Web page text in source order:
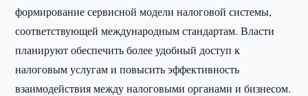
формирование сервисной модели налоговой системы,
соответствующей международным стандартам. Власти
планируют обеспечить более удобный доступ к
налоговым услугам и повысить эффективность
взаимодействия между налоговыми органами и бизнесом.